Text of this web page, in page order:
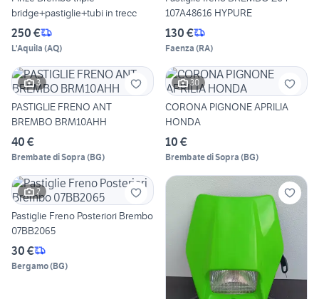
bridge+pastiglie+tubi in trecc
250 €
L'Aquila (AQ)
107A48616 HYPURE
130 €
Faenza (RA)
3
PASTIGLIE FRENO ANT
BREMBO BRM10AHH
40 €
Brembate di Sopra (BG)
30
CORONA PIGNONE APRILIA
HONDA
10 €
Brembate di Sopra (BG)
2
Pastiglie Freno Posteriori Brembo
07BB2065
30 €
Bergamo(BG)